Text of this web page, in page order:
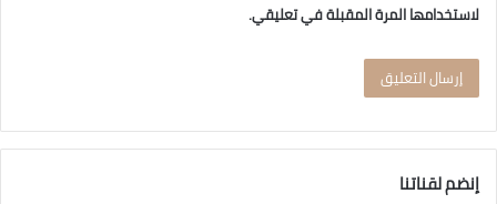
لاستخدامها المرة المقبلة في تعليقي.
إنضم لقناتنا